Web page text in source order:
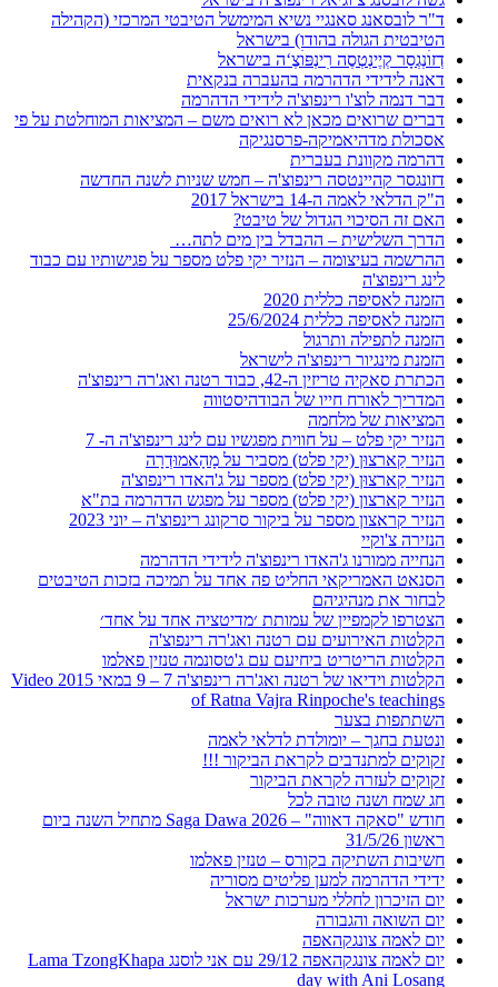
ד"ר לובסאנג סאנגיי נשיא המימשל הטיבטי המרכזי (הקהילה
הטיבטית הגולה בהודו) בישראל
דְזוׄנְגְסָר קְיֶינְטְסֶה רׅינְפּוׄצֶ‘ה בישראל
דאנה לידידי הדהרמה בהעברה בנקאית
דבר דנמה לוצ'ו רינפוצ'ה לידידי הדהרמה
דברים שרואים מכאן לא רואים משם – המציאות המוחלטת על פי
אסכולת מדהיאמיקה-פרסנגיקה
דהרמה מקוונת בעברית
דזונגסר קהיינטסה רינפוצ'ה – חמש שניות לשנה החדשה
ה"ק הדלאי לאמה ה-14 בישראל 2017
האם זה הסיכוי הגדול של טיבט?
הדרך השלישית – ההבדל בין מים לתה…
ההרשמה בעיצומה – הנזיר יקי פלט מספר על פגישותיו עם כבוד
לינג רינפוצ'ה
הזמנה לאסיפה כללית 2020
הזמנה לאסיפה כללית 25/6/2024
הזמנה לתפילה ותרגול
הזמנת מינגיור רינפוצ'ה לישראל
הכתרת סאקיה טריזין ה-42, כבוד רטנה ואג'רה רינפוצ'ה
המדריך לאורח חייו של הבודהיסטווה
המציאות של מלחמה
הנזיר יקי פלט – על חווית מפגשיו עם לינג רינפוצ'ה ה- 7
הנזיר קַארצוּן (יקי פלט) מסביר על מָהָאמוּדְרָה
הנזיר קַארצוּן (יקי פלט) מספר על ג'האדו רינפוצ'ה
הנזיר קארצון (יקי פלט) מספר על מפגש הדהרמה בת"א
הנזיר קראצון מספר על ביקור סרקונג רינפוצ'ה – יוני 2023
הנזירה צ'וקיי
הנחייה ממורנו ג'האדו רינפוצ'ה לידידי הדהרמה
הסנאט האמריקאי החליט פה אחד על תמיכה בזכות הטיבטים
לבחור את מנהיגיהם
הצטרפו לקמפיין של עמותת ׳מדיטציה אחד על אחד׳
הקלטות האירועים עם רטנה ואג'רה רינפוצ'ה
הקלטות הריטריט ביחיעם עם ג'טסונמה טנזין פאלמו
הקלטות וידיאו של רטנה ואג'רה רינפוצ'ה 7 – 9 במאי 2015 Video
of Ratna Vajra Rinpoche's teachings
השתתפות בצער
ונטעת בחגך – יומולדת לדלאי לאמה
זקוקים למתנדבים לקראת הביקור !!!
זקוקים לעזרה לקראת הביקור
חג שמח ושנה טובה לכל
חודש "סאקה דאווה" – Saga Dawa 2026 מתחיל השנה ביום
ראשון 31/5/26
חשיבות השתיקה בקורס – טנזין פאלמו
ידידי הדהרמה למען פליטים מסוריה
יום הזיכרון לחללי מערכות ישראל
יום השואה והגבורה
יום לאמה צונגקהאפה
יום לאמה צונגקהאפה 29/12 עם אני לוסנג Lama TzongKhapa
day with Ani Losang